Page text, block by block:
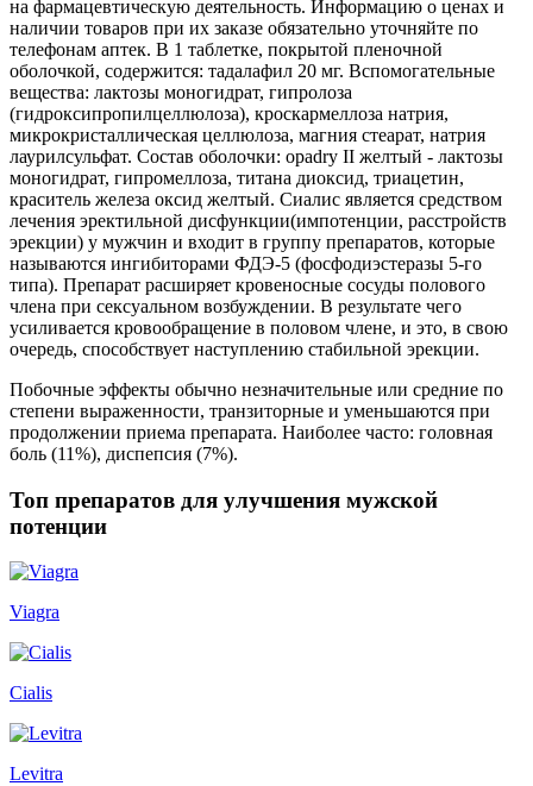
на фармацевтическую деятельность. Информацию о ценах и
наличии товаров при их заказе обязательно уточняйте по
телефонам аптек. В 1 таблетке, покрытой пленочной
оболочкой, содержится: тадалафил 20 мг. Вспомогательные
вещества: лактозы моногидрат, гипролоза
(гидроксипропилцеллюлоза), кроскармеллоза натрия,
микрокристаллическая целлюлоза, магния стеарат, натрия
лаурилсульфат. Состав оболочки: оpadry II желтый - лактозы
моногидрат, гипромеллоза, титана диоксид, триацетин,
краситель железа оксид желтый. Сиалис является средством
лечения эректильной дисфункции(импотенции, расстройств
эрекции) у мужчин и входит в группу препаратов, которые
называются ингибиторами ФДЭ-5 (фосфодиэстеразы 5-го
типа). Препарат расширяет кровеносные сосуды полового
члена при сексуальном возбуждении. В результате чего
усиливается кровообращение в половом члене, и это, в свою
очередь, способствует наступлению стабильной эрекции.
Побочные эффекты обычно незначительные или средние по
степени выраженности, транзиторные и уменьшаются при
продолжении приема препарата. Наиболее часто: головная
боль (11%), диспепсия (7%).
Топ препаратов для улучшения мужской
потенции
Viagra
Cialis
Levitra